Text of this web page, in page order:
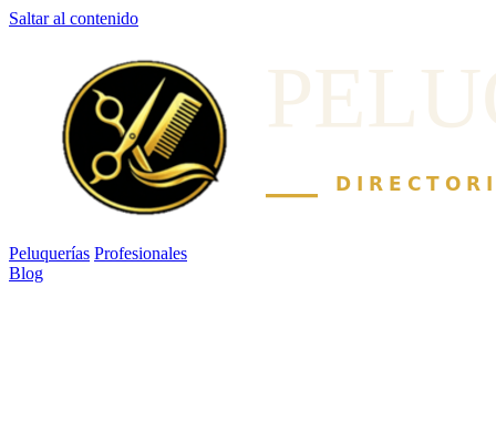
Saltar al contenido
Peluquerías Profesionales
Blog